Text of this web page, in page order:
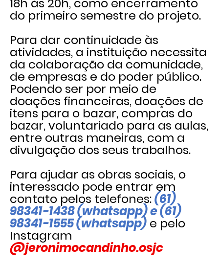
do primeiro semestre do projeto.
Para dar continuidade às
atividades, a instituição necessita
da colaboração da comunidade,
de empresas e do poder público.
Podendo ser por meio de
doações financeiras, doações de
itens para o bazar, compras do
bazar, voluntariado para as aulas,
entre outras maneiras, com a
divulgação dos seus trabalhos.
Para ajudar as obras sociais, o
interessado pode entrar em
contato pelos telefones:(61)
98341-1438 (whatsapp) e (61)
98341-1555 (whatsapp) e pelo
Instagram
@jeronimocandinho.osjc